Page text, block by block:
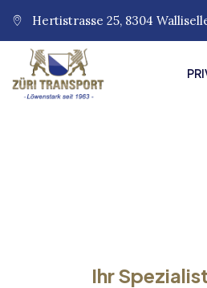
Hertistrasse 25, 8304
Ihr